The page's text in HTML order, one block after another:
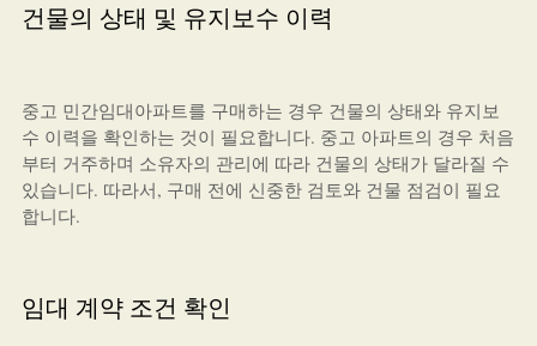
건물의 상태 및 유지보수 이력
중고 민간임대아파트를 구매하는 경우 건물의 상태와 유지보
수 이력을 확인하는 것이 필요합니다. 중고 아파트의 경우 처음
부터 거주하며 소유자의 관리에 따라 건물의 상태가 달라질 수
있습니다. 따라서, 구매 전에 신중한 검토와 건물 점검이 필요
합니다.
임대 계약 조건 확인